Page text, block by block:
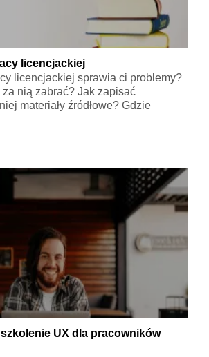
licencjackiej
licencjackiej sprawia ci problemy?
nią zabrać? Jak zapisać
materiały źródłowe? Gdzie
UX dla pracowników